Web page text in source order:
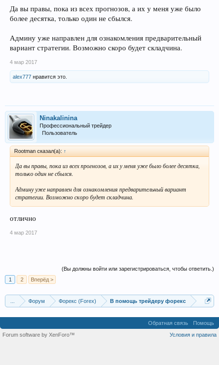
Да вы правы, пока из всех прогнозов, а их у меня уже было
более десятка, только один не сбылся.
Админу уже направлен для ознакомления предварительный
вариант стратегии. Возможно скоро будет складчина.
4 мар 2017
alex777 нравится это.
Ninakalinina
Профессиональный трейдер
Пользователь
Rootman сказал(а): ↑
Да вы правы, пока из всех прогнозов, а их у меня уже было более десятка,
только один не сбылся.
Админу уже направлен для ознакомления предварительный вариант
стратегии. Возможно скоро будет складчина.
отлично
4 мар 2017
(Вы должны войти или зарегистрироваться, чтобы ответить.)
1
2 Вперёд >
Форум Форекс (Forex) В помощь трейдеру форекс
Обратная связь
Помощь
Условия и правила
Forum software by XenForo™